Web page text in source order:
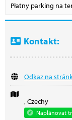
Płatny parking na
Kontakt:
Odkaz na
, Czechy
Naplánovat